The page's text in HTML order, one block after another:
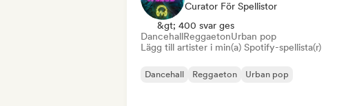
Curator För Spellistor
&gt; 400 svar ges
DancehallReggaetonUrban pop
Lägg till artister i min(a) Spotify-spellista(r)
Dancehall Reggaeton Urban pop